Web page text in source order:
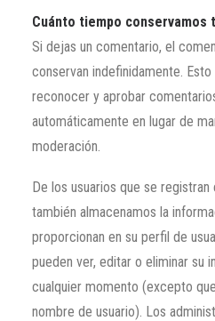
Cuánto tiempo conservamos
Si dejas un comentario, el
conservan indefinidamente.
reconocer y aprobar
automáticamente en lugar de
moderación.
De los usuarios que se
también almacenamos la
proporcionan en su perfil de
pueden ver, editar o eliminar su
cualquier momento (excepto
nombre de usuario). Los